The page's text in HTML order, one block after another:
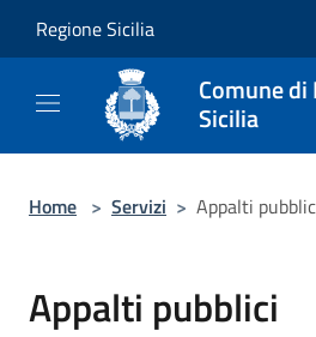
Regione Sicilia
Comune
Sicilia
Home > Servizi > Appalti
Appalti pubblici